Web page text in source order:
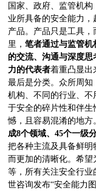
国家、政府、监管机
业所具备的安全能力
产品。产品只是工具
里，笔者通过与监管
的交流、沟通与深度思
力的代表者着重凸显出
最后是分类。众所周
机构、不同的行业、
于安全的碎片性和伴
憾，且容易混淆的地方
成8个领域、45个一级
把各种主流及具备鲜
而更加的清晰化。希
等，所有关注安全行
世咨询发布“安全能力